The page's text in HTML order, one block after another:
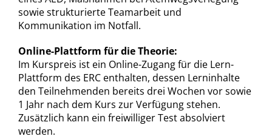
sowie strukturierte Teamarbeit und
Kommunikation im Notfall.
Online-Plattform für die Theorie:
Im Kurspreis ist ein Online-Zugang für die Lern-
Plattform des ERC enthalten, dessen Lerninhalte
den Teilnehmenden bereits drei Wochen vor sowie
1 Jahr nach dem Kurs zur Verfügung stehen.
Zusätzlich kann ein freiwilliger Test absolviert
werden.